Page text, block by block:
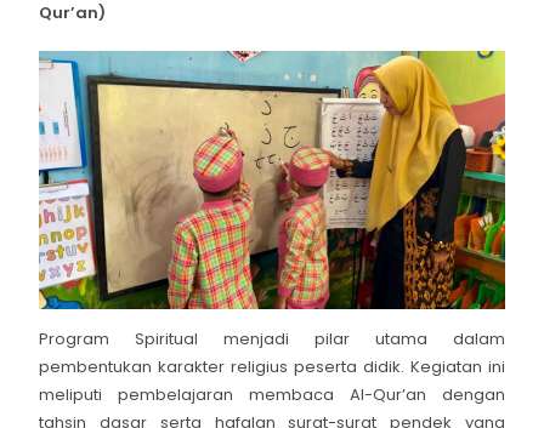
Qur’an)
Program Spiritual menjadi pilar utama dalam
pembentukan karakter religius peserta didik. Kegiatan ini
meliputi pembelajaran membaca Al-Qur’an dengan
tahsin dasar serta hafalan surat-surat pendek yang